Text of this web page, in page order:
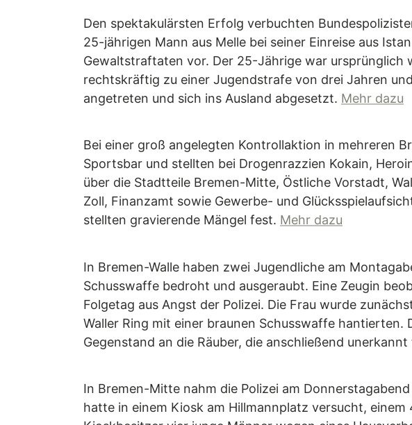
Den spektakulärsten Erfolg verbuchten
25-jährigen Mann aus Melle bei seiner Einreise aus
Gewaltstraftaten vor. Der 25-Jährige war ursprünglich
rechtskräftig zu einer Jugendstrafe von drei Jahren
angetreten und sich ins Ausland abgesetzt. Mehr dazu
Bei einer groß angelegten Kontrollaktion in mehreren
Sportsbar und stellten bei Drogenrazzien Kokain,
über die Stadtteile Bremen-Mitte, Östliche Vorstadt,
Zoll, Finanzamt sowie Gewerbe- und
stellten gravierende Mängel fest. Mehr dazu
In Bremen-Walle haben zwei Jugendliche am
Schusswaffe bedroht und ausgeraubt. Eine Zeugin
Folgetag aus Angst der Polizei. Die Frau wurde
Waller Ring mit einer braunen Schusswaffe
Gegenstand an die Räuber, die anschließend
In Bremen-Mitte nahm die Polizei am
hatte in einem Kiosk am Hillmannplatz versucht,